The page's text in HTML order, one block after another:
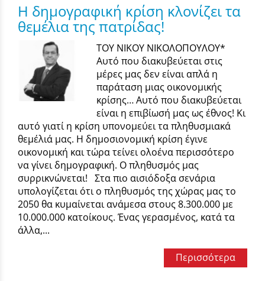
Η δημογραφική κρίση κλονίζει τα
θεμέλια της πατρίδας!
ΤΟΥ ΝΙΚΟΥ ΝΙΚΟΛΟΠΟΥΛΟΥ*
Αυτό που διακυβεύεται στις
μέρες μας δεν είναι απλά η
παράταση μιας οικονομικής
κρίσης… Αυτό που διακυβεύεται
είναι η επιβίωσή μας ως έθνος! Κι
αυτό γιατί η κρίση υπονομεύει τα πληθυσμιακά
θεμέλιά μας. Η δημοσιονομική κρίση έγινε
οικονομική και τώρα τείνει ολοένα περισσότερο
να γίνει δημογραφική. Ο πληθυσμός μας
συρρικνώνεται! Στα πιο αισιόδοξα σενάρια
υπολογίζεται ότι ο πληθυσμός της χώρας μας το
2050 θα κυμαίνεται ανάμεσα στους 8.300.000 με
10.000.000 κατοίκους. Ένας γερασμένος, κατά τα
άλλα,...
Περισσότερα